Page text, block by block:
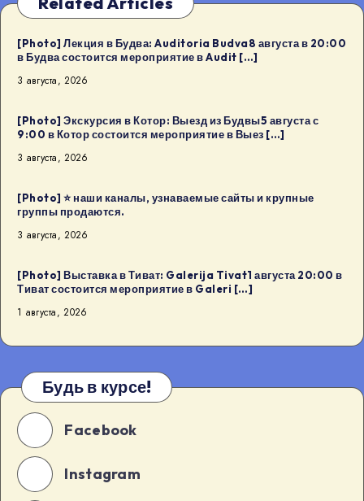
[Photo] Лекция в Будва: Auditoria Budva8 августа в 20:00
в Будва состоится мероприятие в Audit […]
3 августа, 2026
[Photo] Экскурсия в Котор: Выезд из Будвы5 августа с
9:00 в Котор состоится мероприятие в Выез […]
3 августа, 2026
[Photo] ⭐️ наши каналы, узнаваемые сайты и крупные
группы продаются.
3 августа, 2026
[Photo] Выставка в Тиват: Galerija Tivat1 августа 20:00 в
Тиват состоится мероприятие в Galeri […]
1 августа, 2026
Будь в курсе!
Facebook
Instagram